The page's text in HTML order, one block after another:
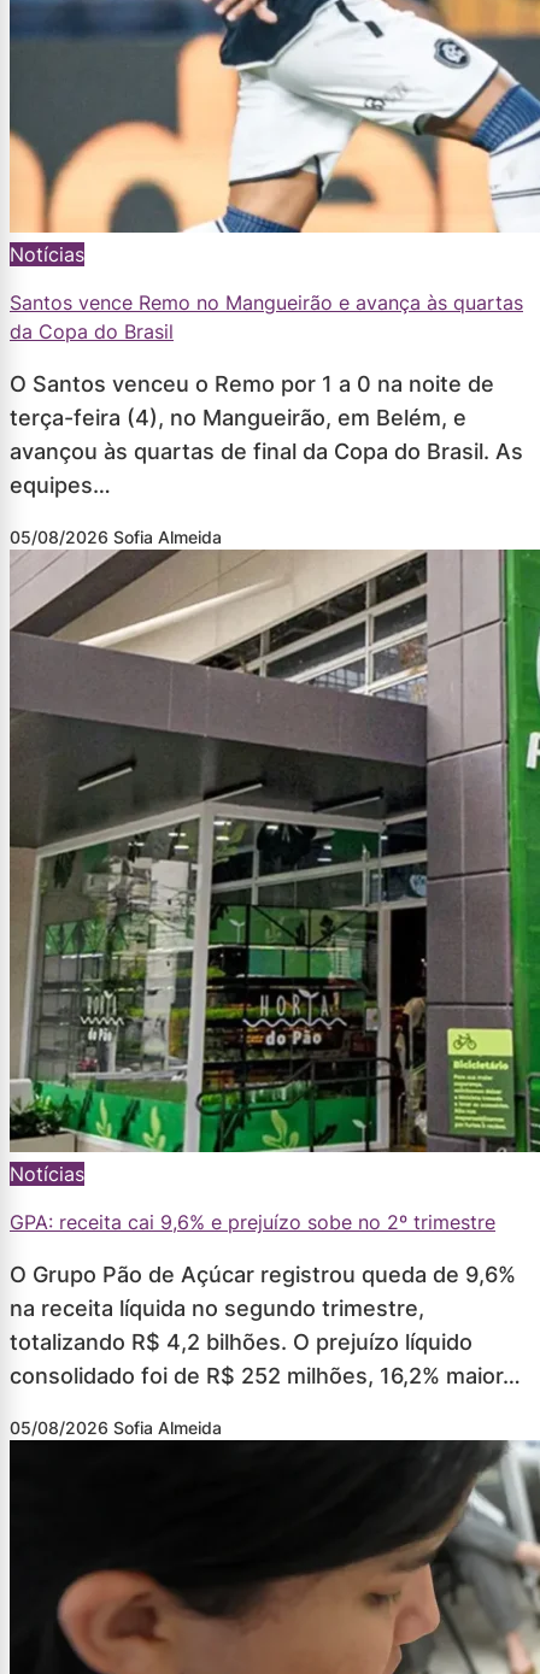
Notícias
Santos vence Remo no Mangueirão e avança às quartas
da Copa do Brasil
O Santos venceu o Remo por 1 a 0 na noite de
terça-feira (4), no Mangueirão, em Belém, e
avançou às quartas de final da Copa do Brasil. As
equipes…
05/08/2026 Sofia Almeida
Notícias
GPA: receita cai 9,6% e prejuízo sobe no 2º trimestre
O Grupo Pão de Açúcar registrou queda de 9,6%
na receita líquida no segundo trimestre,
totalizando R$ 4,2 bilhões. O prejuízo líquido
consolidado foi de R$ 252 milhões, 16,2% maior…
05/08/2026 Sofia Almeida